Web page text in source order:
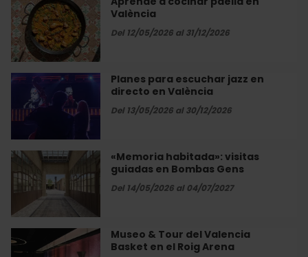
de
València
València
Del 12/05/2026 al 31/12/2026
a
cocinar
paella
en
València
Planes para escuchar jazz en
directo en València
Del 13/05/2026 al 30/12/2026
Planes
para
escuchar
jazz
en
directo
València
«Memoria habitada»: visitas
guiadas en Bombas Gens
Del 14/05/2026 al 04/07/2027
«Memoria
habitada»:
visitas
guiadas
en
Bombas
Gens
Museo & Tour del Valencia
Basket en el Roig Arena
Museo
&